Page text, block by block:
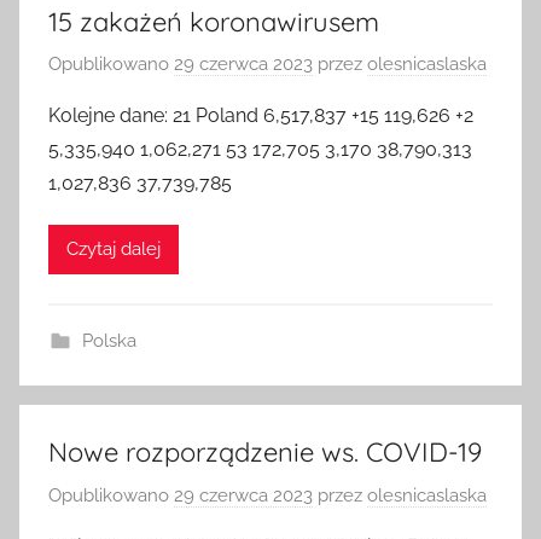
15 zakażeń koronawirusem
Opublikowano 29 czerwca 2023 przez olesnicaslaska
Kolejne dane: 21 Poland 6,517,837 +15 119,626 +2
5,335,940 1,062,271 53 172,705 3,170 38,790,313
1,027,836 37,739,785
Czytaj dalej
Polska
Nowe rozporządzenie ws. COVID-19
Opublikowano 29 czerwca 2023 przez olesnicaslaska